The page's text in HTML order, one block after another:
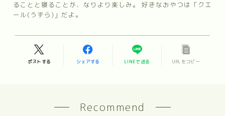
ることと寝ることが、なりより楽しみ。 好きなおやつは「クエ
ール(うずら)」だよ。
ポストする シェアする LINEで送る URLをコピー
Recommend